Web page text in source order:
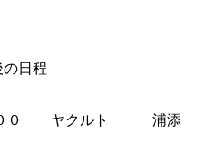
の日程
：００ ヤクルト 浦添